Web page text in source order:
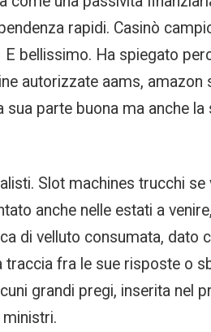
rapidi. Casinò
bellissimo. Ha spiegato
autorizzate aams, amazon
sua parte buona ma anche la
Slot machines trucchi
anche nelle estati a venire,
di velluto consumata, dato
traccia fra le sue risposte o
grandi pregi, inserita nel